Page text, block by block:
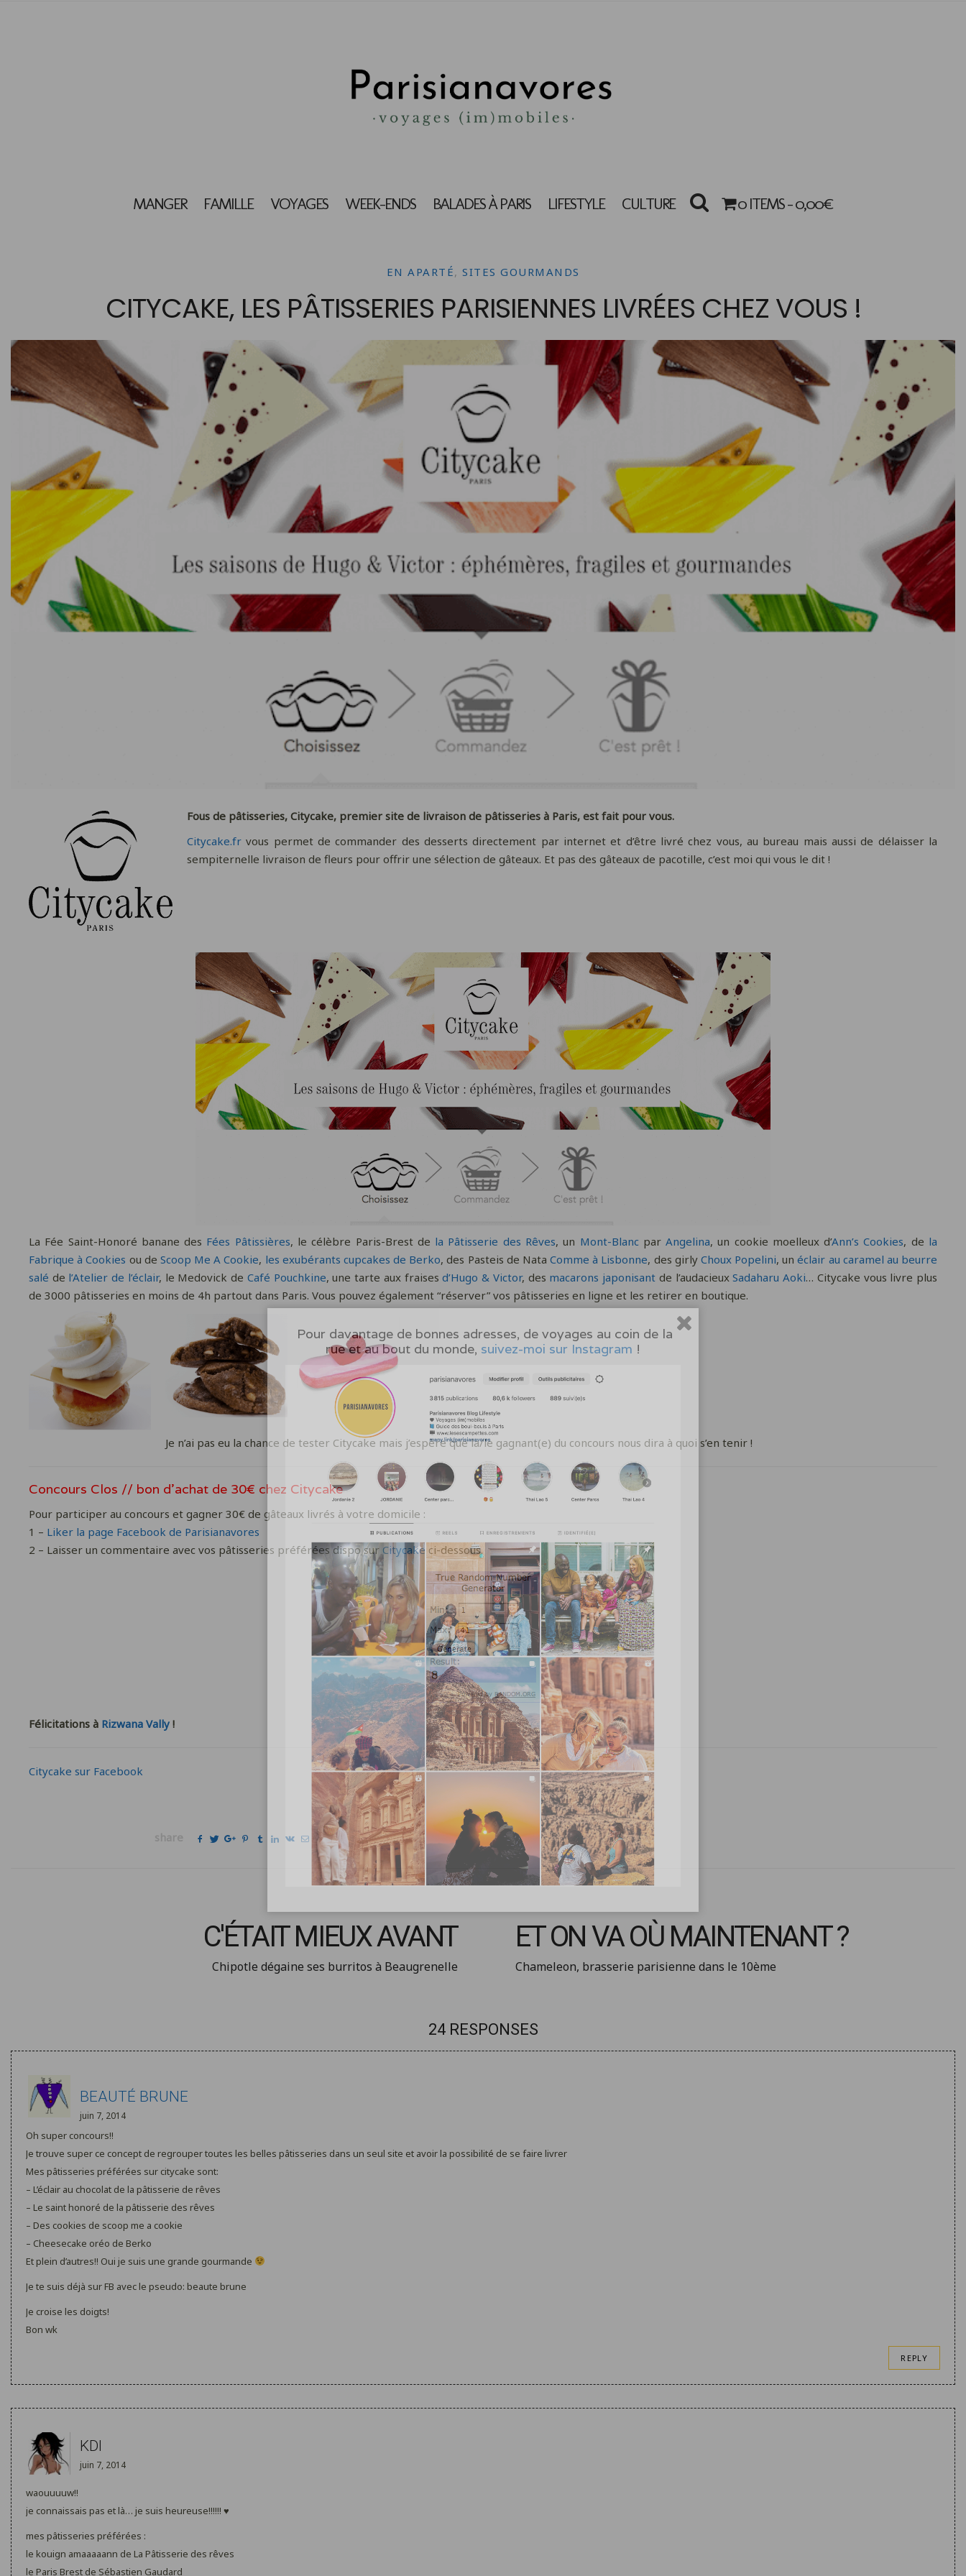
MANGER FAMILLE VOYAGES WEEK-ENDS BALADES À PARIS LIFESTYLE CULTURE 0 ITEMS -0,00€
EN APARTÉ, SITES GOURMANDS
CITYCAKE, LES PÂTISSERIES PARISIENNES LIVRÉES CHEZ VOUS !
Fous de pâtisseries, Citycake, premier site de livraison de pâtisseries à Paris, est fait pour vous.
Citycake.fr vous permet de commander des desserts directement par internet et d’être livré chez vous, au bureau mais aussi de délaisser la
sempiternelle livraison de fleurs pour offrir une sélection de gâteaux. Et pas des gâteaux de pacotille, c’est moi qui vous le dit !
La Fée Saint-Honoré banane des Fées Pâtissières, le célèbre Paris-Brest de la Pâtisserie des Rêves, un Mont-BlancparAngelina, un cookie moelleux d’Ann’s Cookies, de la
Fabrique à Cookies ou de Scoop Me A Cookie, les exubérants cupcakes de Berko, des Pasteis de NataComme à Lisbonne, des girly Choux Popelini, unéclair au caramel au beurre
salé de l’Atelier de l’éclair, le Medovick de Café Pouchkine, une tarte aux fraises d’Hugo & Victor, des macarons japonisant de l’audacieuxSadaharu Aoki… Citycake vous livre plus
de 3000 pâtisseries en moins de 4h partout dans Paris. Vous pouvez également “réserver” vos pâtisseries en ligne et les retirer en boutique.
Je n’ai pas eu la chance de tester Citycake mais j’espère que la/le gagnant(e) du concours nous dira à quoi s’en tenir !
Concours Clos // bon d’achat de 30€ chez Citycake
Pour participer au concours et gagner 30€ de gâteaux livrés à votre domicile :
1 – Liker la page Facebook de Parisianavores
2 – Laisser un commentaire avec vos pâtisseries préférées dispo sur Citycake ci-dessous.
Félicitations à Rizwana Vally !
Citycake sur Facebook
share
C'ÉTAIT MIEUX AVANT
Chipotle dégaine ses burritos à Beaugrenelle
ET ON VA OÙ MAINTENANT ?
Chameleon, brasserie parisienne dans le 10ème
24 RESPONSES
BEAUTÉ BRUNE
juin 7, 2014
Oh super concours!!
Je trouve super ce concept de regrouper toutes les belles pâtisseries dans un seul site et avoir la possibilité de se faire livrer
Mes pâtisseries préférées sur citycake sont:
– L’éclair au chocolat de la pâtisserie de rêves
– Le saint honoré de la pâtisserie des rêves
– Des cookies de scoop me a cookie
– Cheesecake oréo de Berko
Et plein d’autres!! Oui je suis une grande gourmande
Je te suis déjà sur FB avec le pseudo: beaute brune
Je croise les doigts!
Bon wk
REPLY
KDI
juin 7, 2014
waouuuuw!!
je connaissais pas et là… je suis heureuse!!!!!! ♥
mes pâtisseries préférées :
le kouign amaaaaann de La Pâtisserie des rêves
le Paris Brest de Sébastien Gaudard
Pour davantage de bonnes adresses, de voyages au coin de la
rue et au bout du monde, suivez-moi sur Instagram !